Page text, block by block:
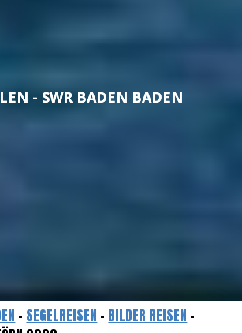
- SWR BADEN BADEN
- SEGELREISEN - BILDER REISEN -